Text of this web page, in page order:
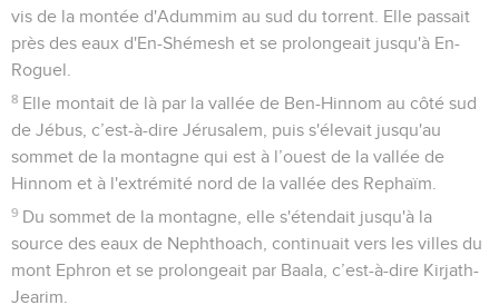
vis de la montée d'Adummim au sud du torrent. Elle passait
près des eaux d'En-Shémesh et se prolongeait jusqu'à En-
Roguel.
8 Elle montait de là par la vallée de Ben-Hinnom au côté sud
de Jébus, c’est-à-dire Jérusalem, puis s'élevait jusqu'au
sommet de la montagne qui est à l’ouest de la vallée de
Hinnom et à l'extrémité nord de la vallée des Rephaïm.
9 Du sommet de la montagne, elle s'étendait jusqu'à la
source des eaux de Nephthoach, continuait vers les villes du
mont Ephron et se prolongeait par Baala, c’est-à-dire Kirjath-
Jearim.